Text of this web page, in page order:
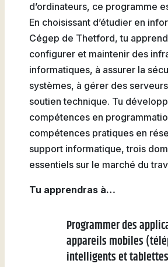
Football
d’ordinateurs, ce programme
En choisissant d’étudier en
Cégep de Thetford, tu
configurer et maintenir des
informatiques, à assurer la
systèmes, à gérer des
soutien technique. Tu
compétences en
compétences pratiques en
support informatique, trois
essentiels sur le marché du
Tu apprendras à…
Programmer des
appareils mobiles
intelligents et